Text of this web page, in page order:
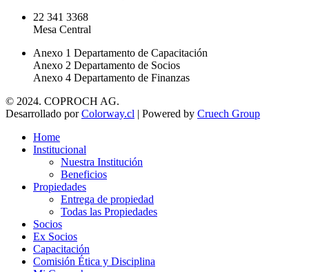
22 341 3368
Mesa Central
Anexo 1 Departamento de Capacitación
Anexo 2 Departamento de Socios
Anexo 4 Departamento de Finanzas
© 2024. COPROCH AG.
Desarrollado porColorway.cl | Powered by Cruech Group
Home
Institucional
Nuestra Institución
Beneficios
Propiedades
Entrega de propiedad
Todas las Propiedades
Socios
Ex Socios
Capacitación
Comisión Ética y Disciplina